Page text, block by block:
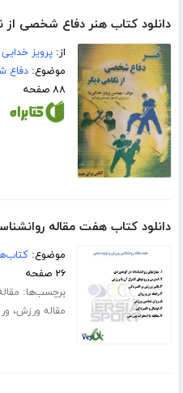
دانلود کتاب هنر دفاع شخصی از
از:پرویز خدایی
موضوع:دفاع
۸۸ صفحه
دانلود کتاب هفت مقاله
موضوع:
۲۶ صفحه
برچسب‌ها:
مقاله ورزش،